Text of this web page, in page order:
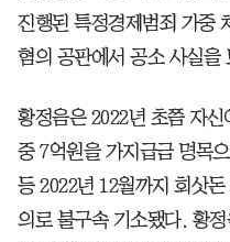
진행된 특정경제범죄 가중
혐의 공판에서 공소 사실을
황정음은 2022년 초쯤 자
중 7억원을 가지급금 명목
등 2022년 12월까지 회삿
의로 불구속 기소됐다. 황